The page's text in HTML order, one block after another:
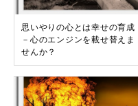
思いやりの心とは幸せの育成
－心のエンジンを載せ替えま
せんか？